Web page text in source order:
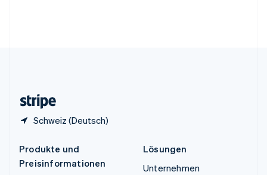
Schweiz (Deutsch)
Produkte und
Preisinformationen
Lösungen
Unternehmen